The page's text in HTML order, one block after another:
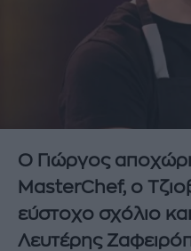
Ο Γιώργος
MasterChef, ο
εύστοχο σχόλιο
Λευτέρης